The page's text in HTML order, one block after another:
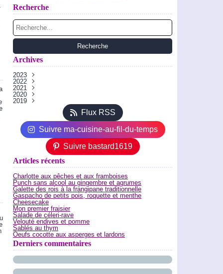
Recherche
Archives
2023
Juin
2022
Juillet
Janvier
2021
Septembre
Août
Janvier(5)
2020
Décembre
Septembre(4)
Août (2)
Juillet(11)
Juin(22)
(14)
Mars(2)
Février(3)
Janvier
2019
Octobre(2)
Septembre(5)
Août (1)
Flux RSS
Suivre ma-cuisine-au-fil-du-temps
Suivre bastard1619
Articles récents
Charlotte aux pêches et aux framboises
Punch sans alcool au gingembre et agrumes
Galette des rois à la frangipane traditionnelle
Gaspacho de petits pois, roquette et menthe
Cheesecake
Mon premier fraisier
Salade de céleri-rave
Velouté endives et pomme
Sablés au thym
Oeufs cocotte aux asperges et lardons
Derniers commentaires